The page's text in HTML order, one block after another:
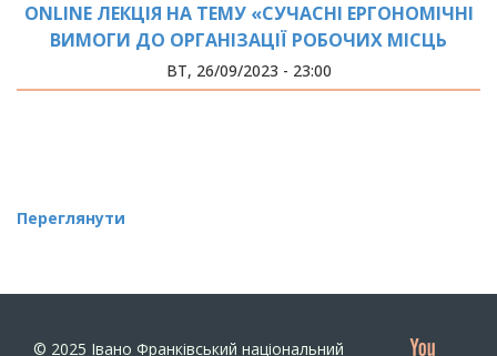
ОNLINE ЛЕКЦІЯ НА ТЕМУ «СУЧАСНІ ЕРГОНОМІЧНІ
ВИМОГИ ДО ОРГАНІЗАЦІЇ РОБОЧИХ МІСЦЬ
ОБЛАДНАНИХ ЕКРАННИМИ ПРИСТРОЯМИ»,
ВТ, 26/09/2023 - 23:00
Переглянути
© 2025 Івано Франківський національний